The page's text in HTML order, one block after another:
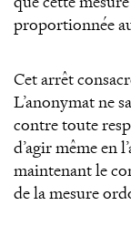
proportionnée
Cet arrêt
L’anonymat ne
contre toute
d’agir même en
maintenant le
de la mesure